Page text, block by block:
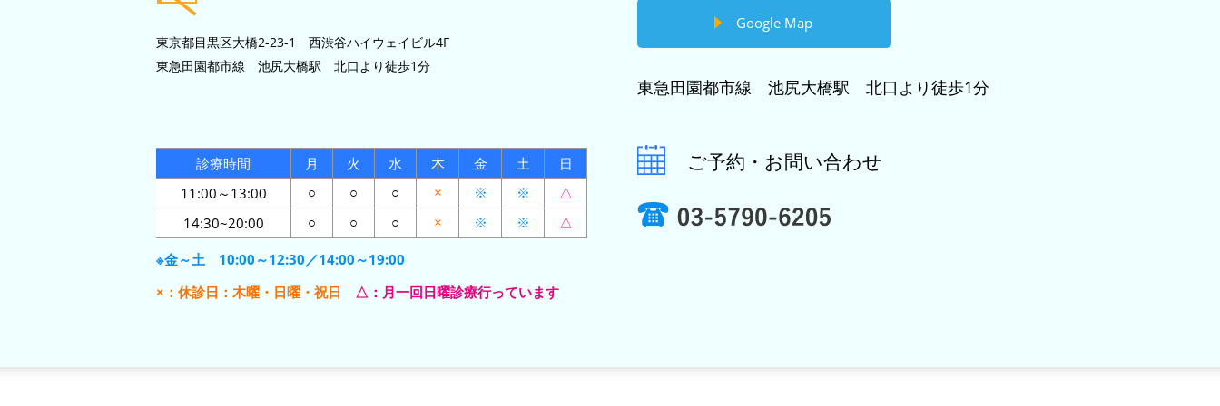
東京都目黒区大橋2-23-1 西渋谷ハイウェイビル4F
東急田園都市線 池尻大橋駅 北口より徒歩1分
診療時間 月 火 水 木 金 土
日
11:00～13:00
○ ○ ○ × ※ ※ △
14:30~20:00 ○ ○ ○ × ※ ※ △
※金～土 10:00～12:30／14:00～19:00
×：休診日：木曜・日曜・祝日 △：月一回日曜診療行っています
Google Map
東急田園都市線 池尻大橋駅 北口より徒歩1分
ご予約・お問い合わせ